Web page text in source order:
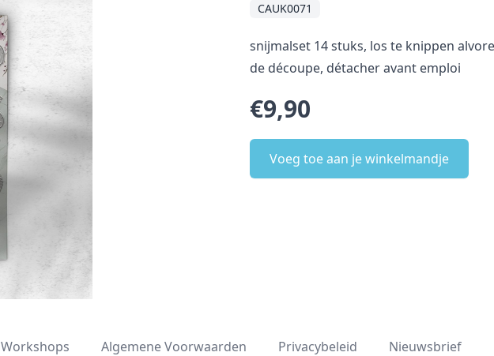
CAUK0071
snijmalset 14 stuks, los te knippen
de découpe, détacher avant emploi
€9,90
Voeg toe aan je winkelmandje
Workshops Algemene Voorwaarden Privacybeleid Nieuwsbrief